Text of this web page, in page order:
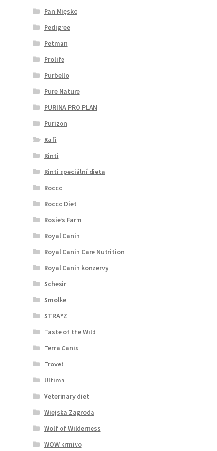
Pan Mięsko
Pedigree
Petman
Prolife
Purbello
Pure Nature
PURINA PRO PLAN
Purizon
Rafi
Rinti
Rinti speciální dieta
Rocco
Rocco Diet
Rosie’s Farm
Royal Canin
Royal Canin Care Nutrition
Royal Canin konzervy
Schesir
Smølke
STRAYZ
Taste of the Wild
Terra Canis
Trovet
Ultima
Veterinary diet
Wiejska Zagroda
Wolf of Wilderness
WOW krmivo